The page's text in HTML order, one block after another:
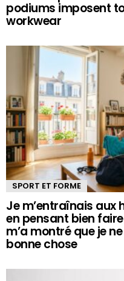
podiums imposent
workwear
SPORT ET FORME
Je m’entraînais aux
en pensant bien
m’a montré que je
bonne chose